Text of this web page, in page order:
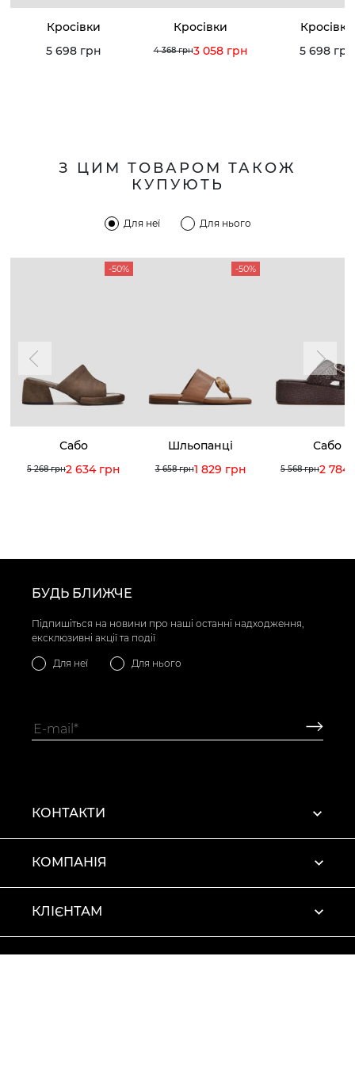
Кросівки
5 698 грн
Кросівки
4 368 грн3 058 грн
Кросівки
5 698 грн
З ЦИМ ТОВАРОМ ТАКОЖ
КУПУЮТЬ
Для неї Для нього
-50%
Сабо
5 268 грн2 634 грн
-50%
Шльопанці
3 658 грн1 829 грн
Сабо
5 568 грн2 784
БУДЬ БЛИЖЧЕ
Підпишіться на новини про наші останні надходження,
ексклюзивні акції та події
Для неї Для нього
КОНТАКТИ
КОМПАНІЯ
КЛІЄНТАМ